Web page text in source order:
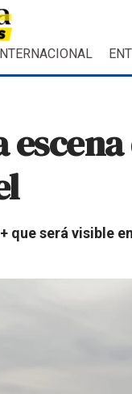
que será visible